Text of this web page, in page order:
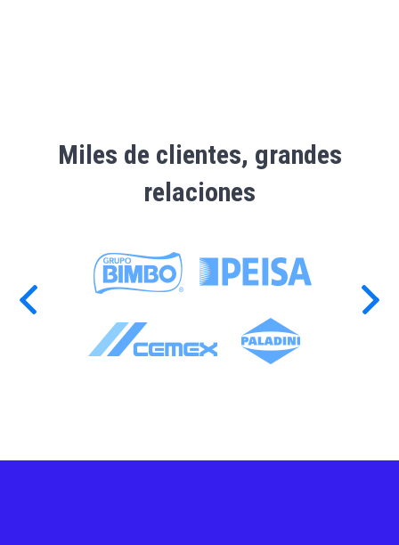
Miles de clientes, grandes
relaciones